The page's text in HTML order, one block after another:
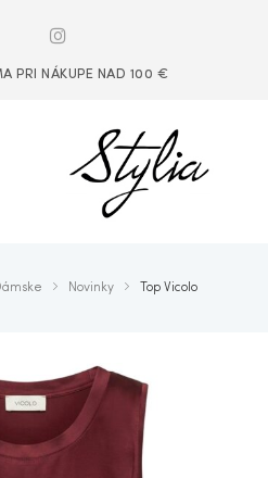
PRI NÁKUPE NAD 100 €
Novinky Top Vicolo